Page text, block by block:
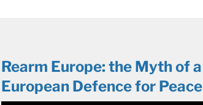
Rearm Europe: the Myth of a
European Defence for Peace